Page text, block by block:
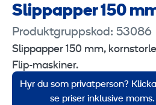
Slippapper 150
Produktgruppskod: 53086
Slippapper 150 mm,
Flip-maskiner.
Försäljningsenhet: 1 styck.
Hyr du som privatperson?
se priser inklusive moms.